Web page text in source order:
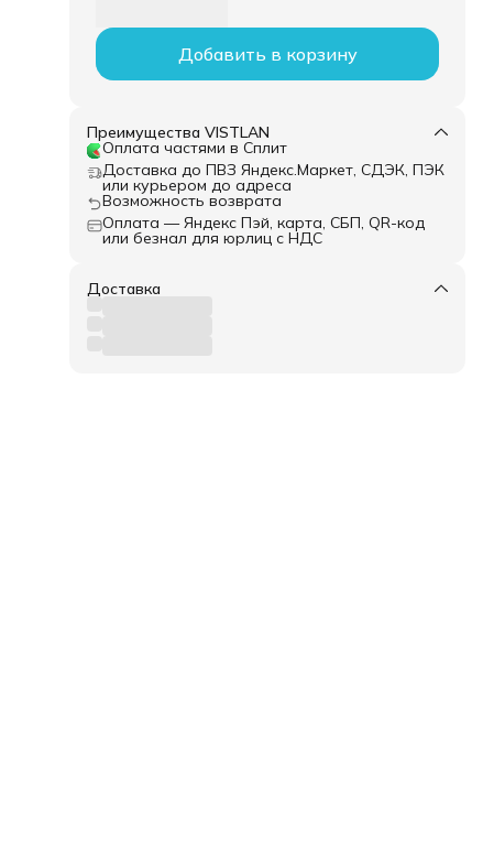
Добавить в корзину
Преимущества VISTLAN
Оплата частями в Сплит
Доставка до ПВЗ Яндекс.Маркет, СДЭК, ПЭК
или курьером до адреса
Возможность возврата
Оплата — Яндекс Пэй, карта, СБП, QR-код
или безнал для юрлиц с НДС
Доставка